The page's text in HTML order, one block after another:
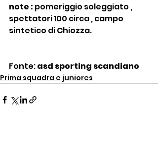
note : pomeriggio soleggiato ,
spettatori 100 circa , campo
sintetico di Chiozza.
Fonte: asd sporting scandiano
Prima squadra e juniores